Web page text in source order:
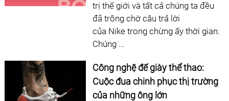
trị thế giới và tất cả chúng ta đều
đã trông chờ câu trả lời
của Nike trong chừng ấy thời gian.
Chúng ...
Công nghệ đế giày thể thao:
Cuộc đua chinh phục thị trường
của những ông lớn